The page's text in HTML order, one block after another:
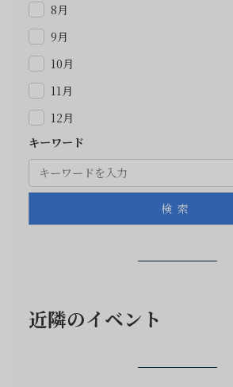
8月
9月
10月
11月
12月
キーワード
検索
近隣のイベント